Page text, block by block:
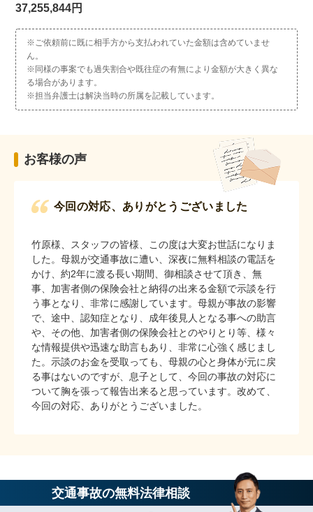
37,255,844円
※ご依頼前に既に相手方から支払われていた金額は含めていませ
ん。
※同様の事案でも過失割合や既往症の有無により金額が大きく異な
る場合があります。
※担当弁護士は解決当時の所属を記載しています。
お客様の声
今回の対応、ありがとうございました
竹原様、スタッフの皆様、この度は大変お世話になりま
した。母親が交通事故に遭い、深夜に無料相談の電話を
かけ、約2年に渡る長い期間、御相談させて頂き、無
事、加害者側の保険会社と納得の出来る金額で示談を行
う事となり、非常に感謝しています。母親が事故の影響
で、途中、認知症となり、成年後見人となる事への助言
や、その他、加害者側の保険会社とのやりとり等、様々
な情報提供や迅速な助言もあり、非常に心強く感じまし
た。示談のお金を受取っても、母親の心と身体が元に戻
る事はないのですが、息子として、今回の事故の対応に
ついて胸を張って報告出来ると思っています。改めて、
今回の対応、ありがとうございました。
交通事故の無料法律相談